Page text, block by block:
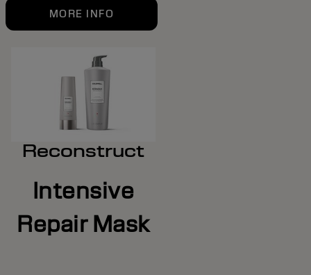
MORE INFO
Reconstruct
Intensive
Repair Mask